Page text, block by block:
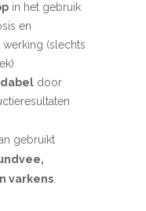
in het gebruik
en
werking (slechts
door
gebruikt
varkens